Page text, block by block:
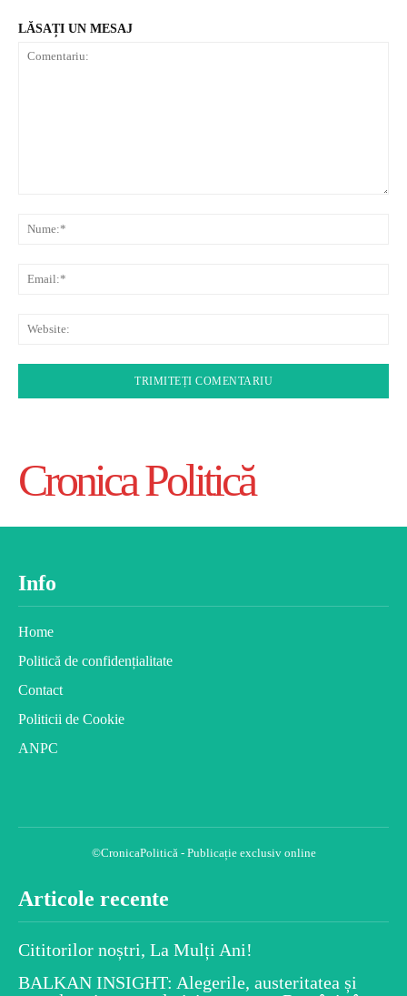
LĂSAȚI UN MESAJ
Cronica Politică
Info
Home
Politică de confidențialitate
Contact
Politicii de Cookie
ANPC
©CronicaPolitică - Publicație exclusiv online
Articole recente
Cititorilor noștri, La Mulți Ani!
BALKAN INSIGHT: Alegerile, austeritatea și